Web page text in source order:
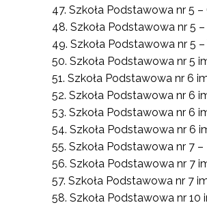
Szkoła Podstawowa nr 5
Szkoła Podstawowa nr 5
Szkoła Podstawowa nr 5
Szkoła Podstawowa nr 5
Szkoła Podstawowa nr 6
Szkoła Podstawowa nr 6
Szkoła Podstawowa nr 6
Szkoła Podstawowa nr 6
Szkoła Podstawowa nr 7 –
Szkoła Podstawowa nr 7
Szkoła Podstawowa nr 7
Szkoła Podstawowa nr 10